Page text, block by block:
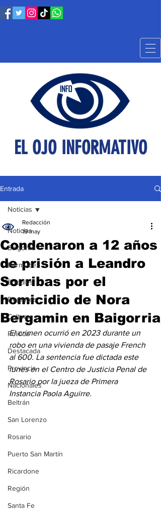
EL OJO INFORMATIVO
Entrada
Noticias
Baigorria
Bermúdez
Sociales
Deportes
Cultura
Política
Destacada
Provincia
Nacionales
Beltrán
San Lorenzo
Rosario
Puerto San Martín
Ricardone
Región
Santa Fe
Noticias
Condenaron a 12 años
de prisión a Leandro
Sorribas por el
homicidio de Nora
Bergamin en Baigorria
Redacción
19 may
El crimen ocurrió en 2023 durante un
robo en una vivienda de pasaje French
al 600. La sentencia fue dictada este
lunes en el Centro de Justicia Penal de
Rosario por la jueza de Primera
Instancia Paola Aguirre.